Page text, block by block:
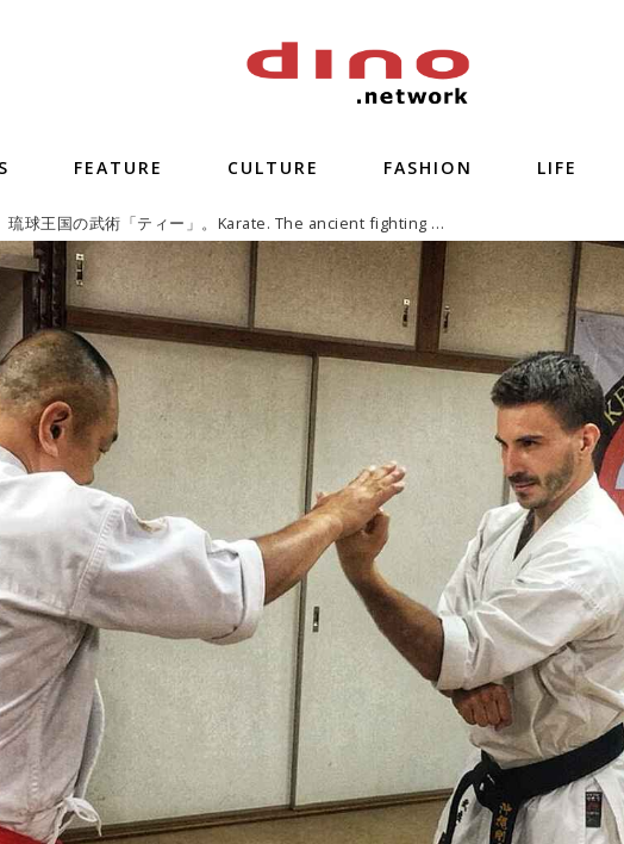
FEATURE CULTURE FASHION LIFE
琉球王国の武術「ティー」。Karate. The ancient fighting art of Okinawa【Vol.3】